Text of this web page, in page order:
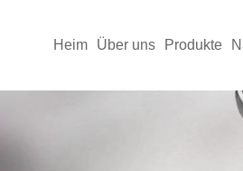
Heim Über uns Produkte